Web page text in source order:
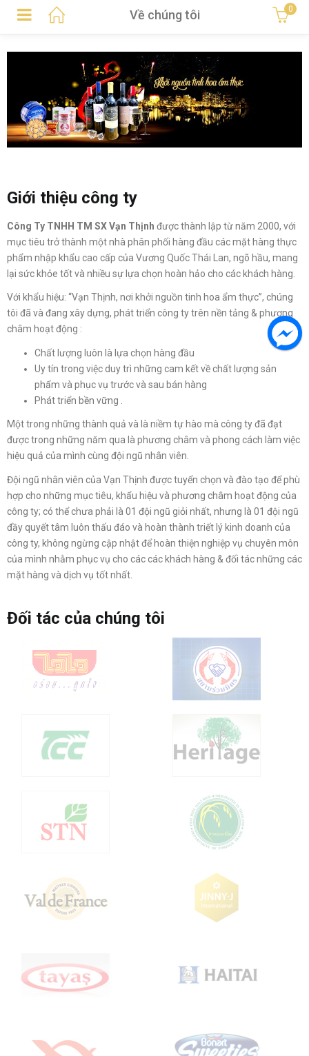
Về chúng tôi 0
Giới thiệu công ty
Công Ty TNHH TM SX Vạn Thịnh được thành lập từ năm 2000, với
mục tiêu trở thành một nhà phân phối hàng đầu các mặt hàng thực
phẩm nhập khẩu cao cấp của Vương Quốc Thái Lan, ngõ hầu, mang
lại sức khỏe tốt và nhiều sự lựa chọn hoàn hảo cho các khách hàng.
Với khẩu hiệu: “Vạn Thịnh, nơi khởi nguồn tinh hoa ẩm thực”, chúng
tôi đã và đang xây dựng, phát triển công ty trên nền tảng & phương
châm hoạt động :
Chất lượng luôn là lựa chọn hàng đầu
Uy tín trong việc duy trì những cam kết về chất lượng sản
phẩm và phục vụ trước và sau bán hàng
Phát triển bền vững .
Một trong những thành quả và là niềm tự hào mà công ty đã đạt
được trong những năm qua là phương châm và phong cách làm việc
hiệu quả của mình cùng đội ngũ nhân viên.
Đội ngũ nhân viên của Vạn Thịnh được tuyển chọn và đào tạo để phù
hợp cho những mục tiêu, khẩu hiệu và phương châm hoạt động của
công ty; có thể chưa phải là 01 đội ngũ giỏi nhất, nhưng là 01 đội ngũ
đầy quyết tâm luôn thấu đáo và hoàn thành triết lý kinh doanh của
công ty, không ngừng cập nhật để hoàn thiện nghiệp vụ chuyên môn
của mình nhằm phục vụ cho các các khách hàng & đối tác những các
mặt hàng và dịch vụ tốt nhất.
Đối tác của chúng tôi